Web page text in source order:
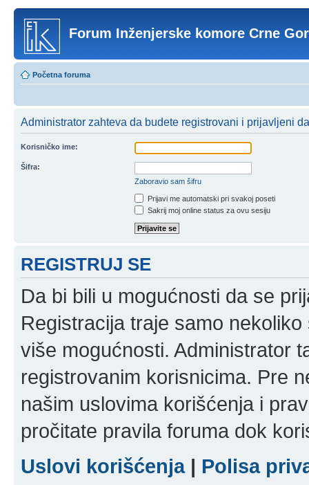
Forum Inženjerske komore Crne
Početna foruma
Administrator zahteva da budete registrovani i prijavljeni
Korisničko ime:
Šifra:
Zaboravio sam šifru
Prijavi me automatski pri svakoj poseti
Sakrij moj online status za ovu sesiju
REGISTRUJ SE
Da bi bili u mogućnosti da se
Registracija traje samo
više mogućnosti. Administrator
registrovanim korisnicima. Pre
našim uslovima korišćenja i
pročitate pravila foruma dok
Uslovi korišćenja| Polisa